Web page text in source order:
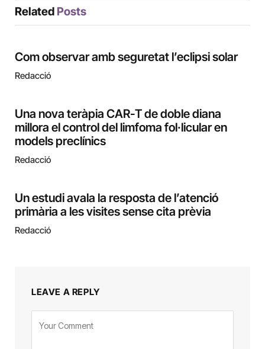
Related Posts
Com observar amb seguretat l’eclipsi solar
Redacció
Una nova teràpia CAR-T de doble diana
millora el control del limfoma fol·licular en
models preclínics
Redacció
Un estudi avala la resposta de l’atenció
primària a les visites sense cita prèvia
Redacció
LEAVE A REPLY